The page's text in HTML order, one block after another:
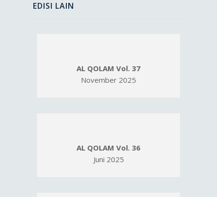
EDISI LAIN
AL QOLAM Vol. 37
November 2025
AL QOLAM Vol. 36
Juni 2025